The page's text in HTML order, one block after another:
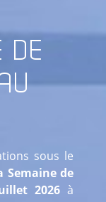
DE
sous le
Semaine de
2026 à